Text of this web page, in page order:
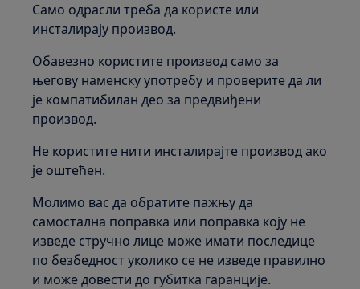
Само одрасли треба да користе или
инсталирају производ.
Обавезно користите производ само за
његову наменску употребу и проверите да ли
је компатибилан део за предвиђени
производ.
Не користите нити инсталирајте производ ако
је оштећен.
Молимо вас да обратите пажњу да
самостална поправка или поправка коју не
изведе стручно лице може имати последице
по безбедност уколико се не изведе правилно
и може довести до губитка гаранције.